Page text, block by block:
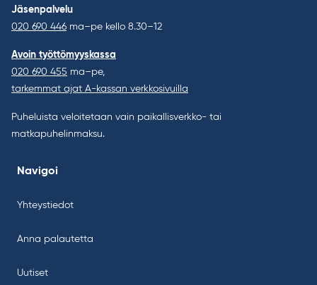
Jäsenpalvelu
020 690 446 ma–pe kello 8.30–12
Avoin työttömyyskassa
020 690 455 ma–pe,
tarkemmat ajat A-kassan verkkosivuilla
Puheluista veloitetaan vain paikallisverkko- tai
matkapuhelinmaksu.
Navigoi
Yhteystiedot
Anna palautetta
Uutiset